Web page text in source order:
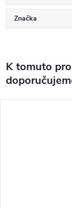
Značka
K tomuto